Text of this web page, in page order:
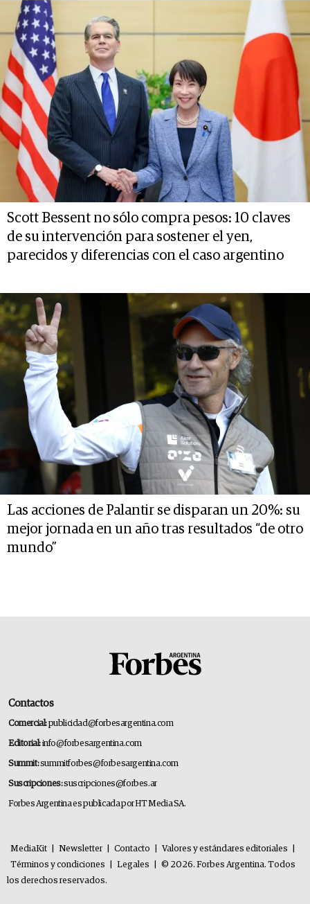
Scott Bessent no sólo compra pesos: 10 claves
de su intervención para sostener el yen,
parecidos y diferencias con el caso argentino
Las acciones de Palantir se disparan un 20%: su
mejor jornada en un año tras resultados “de otro
mundo”
Contactos
Comercial:publicidad@forbesargentina.com
Editorial:info@forbesargentina.com
Summit:summitforbes@forbesargentina.com
Suscripciones:suscripciones@forbes.ar
Forbes Argentina es publicada por HT Media SA.
MediaKit Newsletter Contacto Valores y estándares editoriales
Términos y condiciones
Legales
© 2026. Forbes Argentina. Todos
los derechos reservados.